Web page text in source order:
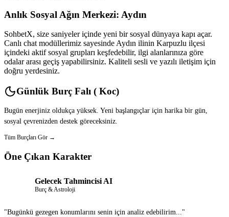
Anlık Sosyal Ağın Merkezi: Aydın
SohbetX, size saniyeler içinde yeni bir sosyal dünyaya kapı açar.
Canlı chat modüllerimiz sayesinde Aydın ilinin Karpuzlu ilçesi
içindeki aktif sosyal grupları keşfedebilir, ilgi alanlarınıza göre
odalar arası geçiş yapabilirsiniz. Kaliteli sesli ve yazılı iletişim için
doğru yerdesiniz.
Günlük Burç Falı ( Koc)
Bugün enerjiniz oldukça yüksek. Yeni başlangıçlar için harika bir gün,
sosyal çevrenizden destek göreceksiniz.
Tüm Burçları Gör →
Öne Çıkan Karakter
Gelecek Tahmincisi AI
Burç & Astroloji
"Bugünkü gezegen konumlarını senin için analiz edebilirim..."